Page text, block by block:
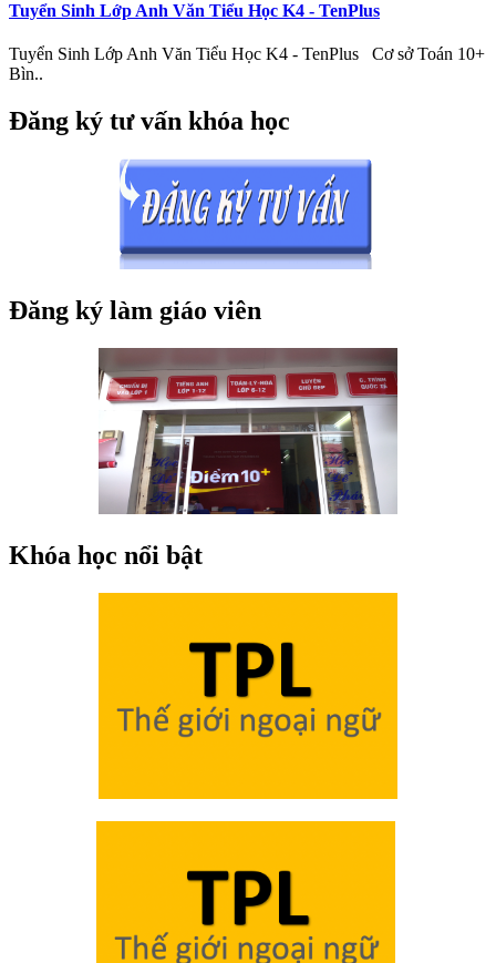
Tuyển Sinh Lớp Anh Văn Tiểu Học K4 - TenPlus
Tuyển Sinh Lớp Anh Văn Tiểu Học K4 - TenPlus Cơ sở Toán 10+
Bìn..
Đăng ký tư vấn khóa học
Đăng ký làm giáo viên
Khóa học nổi bật